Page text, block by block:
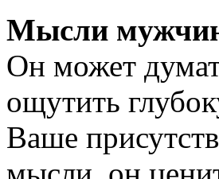
Мысли
Он может
ощутить
Ваше